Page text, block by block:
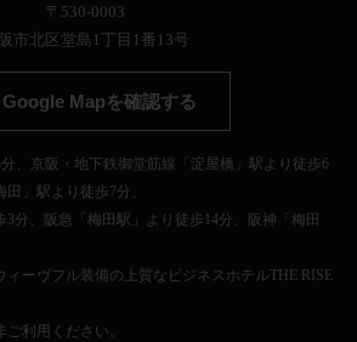
〒530-0003
市北区堂島1丁目1番13号
Google Mapを確認する
、京阪・地下鉄御堂筋線「淀屋橋」駅より徒歩6
」駅より徒歩7分、
分、阪急「梅田駅」より徒歩14分、阪神「梅田
ィーヴフル装備の上質なビジネスホテルTHE RISE
利用ください。